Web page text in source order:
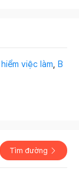
việc làm B
Tìm đường